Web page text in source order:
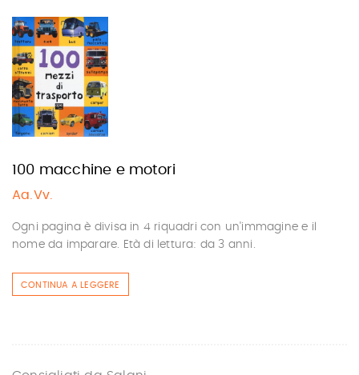
100 macchine e motori
Aa.Vv.
Ogni pagina è divisa in 4 riquadri con un'immagine e il
nome da imparare. Età di lettura: da 3 anni.
CONTINUA A LEGGERE